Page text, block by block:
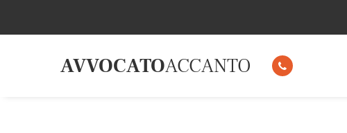
AVVOCATOACCANTO